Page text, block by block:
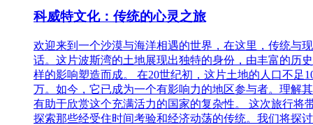
科威特文化：传统的心灵之旅
欢迎来到一个沙漠与海洋相遇的世界，在这里，传统与
话。这片波斯湾的土地展现出独特的身份，由丰富的历
样的影响塑造而成。 在20世纪初，这片土地的人口不足
万。如今，它已成为一个有影响力的地区参与者。理解
有助于欣赏这个充满活力的国家的复杂性。 这次旅行将
探索那些经受住时间考验和经济动荡的传统。我们将探